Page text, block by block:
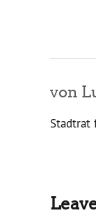
von
Stadtrat